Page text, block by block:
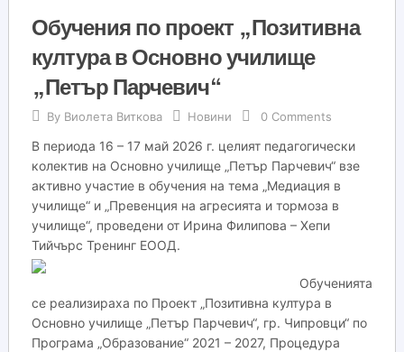
Обучения по проект „Позитивна
култура в Основно училище
„Петър Парчевич“
By Виолета Виткова Новини 0 Comments
В периода 16 – 17 май 2026 г. целият педагогически
колектив на Основно училище „Петър Парчевич“ взе
активно участие в обучения на тема „Медиация в
училище“ и „Превенция на агресията и тормоза в
училище“, проведени от Ирина Филипова – Хепи
Тийчърс Тренинг ЕООД.
Обученията
се реализираха по Проект „Позитивна култура в
Основно училище „Петър Парчевич“, гр. Чипровци“ по
Програма „Образование“ 2021 – 2027, Процедура